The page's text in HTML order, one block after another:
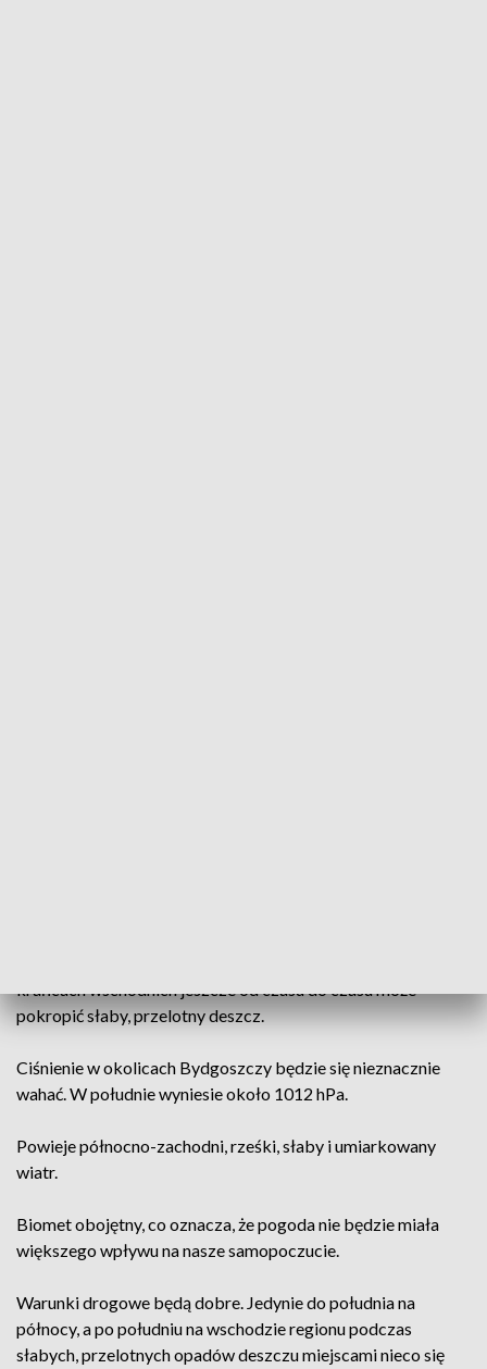
krańcach wschodnich jeszcze od czasu do czasu może
pokropić słaby, przelotny deszcz.
Ciśnienie w okolicach Bydgoszczy będzie się nieznacznie
wahać. W południe wyniesie około 1012 hPa.
Powieje północno-zachodni, rześki, słaby i umiarkowany
wiatr.
Biomet obojętny, co oznacza, że pogoda nie będzie miała
większego wpływu na nasze samopoczucie.
Warunki drogowe będą dobre. Jedynie do południa na
północy, a po południu na wschodzie regionu podczas
słabych, przelotnych opadów deszczu miejscami nieco się